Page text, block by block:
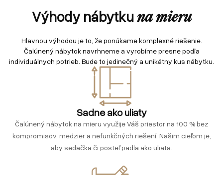
Výhody nábytkuna mieru
Hlavnou výhodou je to, že ponúkame komplexné riešenie.
Čalúnený nábytok navrhneme a vyrobíme presne podľa
individuálnych potrieb. Bude to jedinečný a unikátny kus nábytku.
Sadne ako uliaty
Čalúnený nábytok na mieru využije Váš priestor na 100 % bez
kompromisov, medzier a nefunkčných riešení. Našim cieľom je,
aby sedačka či posteľ padla ako uliata.